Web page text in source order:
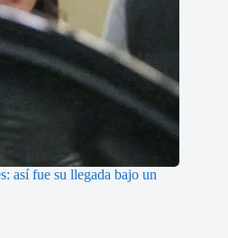
así fue su llegada bajo un